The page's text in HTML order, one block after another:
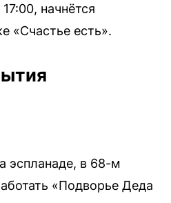
начнётся
«Счастье есть».
эспланаде, в 68-м
«Подворье Деда